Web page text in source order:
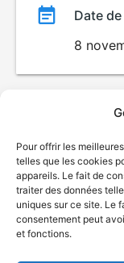
Pour offrir les
telles que les cookies
appareils. Le fait de
traiter des données
uniques sur ce site. Le
consentement peut
et fonctions.
Date
8